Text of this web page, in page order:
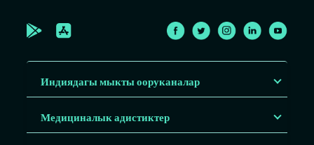
Индиядагы мыкты ооруканалар
Медициналык адистиктер